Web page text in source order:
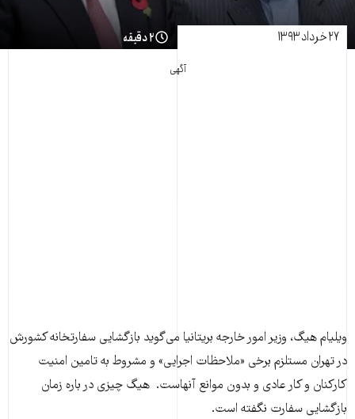
۲۷ خرداد ۱۳۹۳ ۲ دقیقه
آگهی
ویلیام هیگ، وزیر امور خارجه بریتانیا می‌گوید بازگشایی سفارتخانه کشورش
در تهران مستلزم برخی «ملاحظات اجرایی» و مشروط به تامین امنیت
کارکنان و کار عادی و بدون موانع آنهاست. هیگ چیزی در باره زمان
بازگشایی سفارت نگفته است.